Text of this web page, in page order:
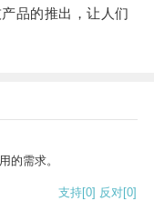
品的推出，让人们
的需求。
支持[0] 反对[0]